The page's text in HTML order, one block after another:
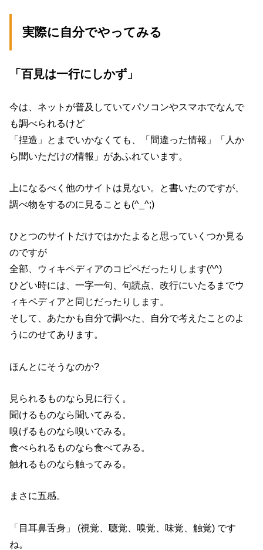
実際に自分でやってみる
「百見は一行にしかず」
今は、ネットが普及していてパソコンやスマホでなんで
も調べられるけど
「捏造」とまでいかなくても、「間違った情報」「人か
ら聞いただけの情報」があふれています。
上になるべく他のサイトは見ない。と書いたのですが、
調べ物をするのに見ることも(^_^;)
ひとつのサイトだけではかたよると思っていくつか見る
のですが
全部、ウィキペディアのコピペだったりします(^^)
ひどい時には、一字一句、句読点、改行にいたるまでウ
ィキペディアと同じだったりします。
そして、あたかも自分で調べた、自分で考えたことのよ
うにのせてあります。
ほんとにそうなのか?
見られるものなら見に行く。
聞けるものなら聞いてみる。
嗅げるものなら嗅いでみる。
食べられるものなら食べてみる。
触れるものなら触ってみる。
まさに五感。
「目耳鼻舌身」 (視覚、聴覚、嗅覚、味覚、触覚) です
ね。